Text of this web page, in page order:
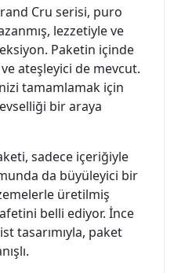
Cru serisi, puro
lezzetiyle ve
Paketin içinde
ateşleyici de mevcut.
tamamlamak için
bir araya
sadece içeriğiyle
da büyüleyici bir
üretilmiş
belli ediyor. İnce
tasarımıyla, paket